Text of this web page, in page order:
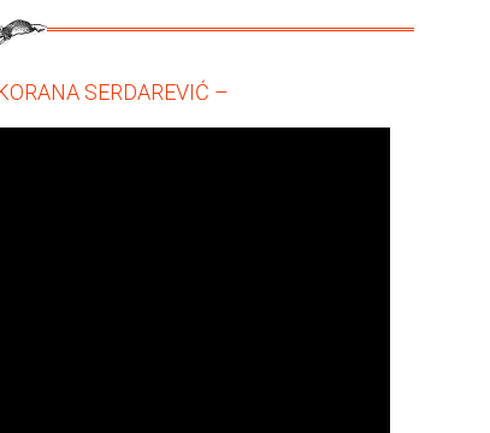
SERDAREVIĆ –